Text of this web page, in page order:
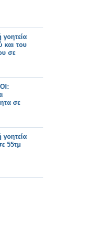
γοητεία
και του
σε
σε
γοητεία
55τμ